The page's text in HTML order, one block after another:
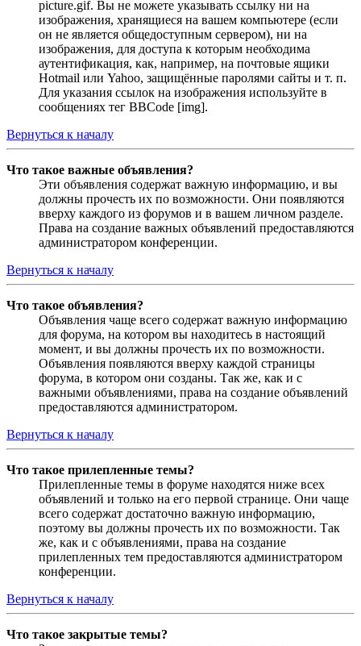
picture.gif. Вы не можете указывать ссылку ни на
изображения, хранящиеся на вашем компьютере (если
он не является общедоступным сервером), ни на
изображения, для доступа к которым необходима
аутентификация, как, например, на почтовые ящики
Hotmail или Yahoo, защищённые паролями сайты и т. п.
Для указания ссылок на изображения используйте в
сообщениях тег BBCode [img].
Вернуться к началу
Что такое важные объявления?
Эти объявления содержат важную информацию, и вы
должны прочесть их по возможности. Они появляются
вверху каждого из форумов и в вашем личном разделе.
Права на создание важных объявлений предоставляются
администратором конференции.
Вернуться к началу
Что такое объявления?
Объявления чаще всего содержат важную информацию
для форума, на котором вы находитесь в настоящий
момент, и вы должны прочесть их по возможности.
Объявления появляются вверху каждой страницы
форума, в котором они созданы. Так же, как и с
важными объявлениями, права на создание объявлений
предоставляются администратором.
Вернуться к началу
Что такое прилепленные темы?
Прилепленные темы в форуме находятся ниже всех
объявлений и только на его первой странице. Они чаще
всего содержат достаточно важную информацию,
поэтому вы должны прочесть их по возможности. Так
же, как и с объявлениями, права на создание
прилепленных тем предоставляются администратором
конференции.
Вернуться к началу
Что такое закрытые темы?